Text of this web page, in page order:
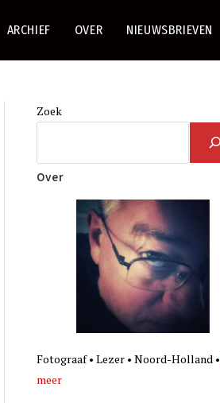
ARCHIEF OVER NIEUWSBRIEVEN
Zoek
Over
Fotograaf • Lezer • Noord-Holland •
meer